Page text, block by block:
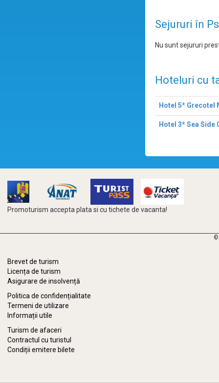
Sejururi în
Nu sunt sejururi
Hoteluri cu
Hotel 5* Grecotel
Hotel 3* Sea Side
Promoturism accepta plata si cu tichete de vacanta!
©
Brevet de turism
Licența de turism
Asigurare de insolvență
Politica de confidențialitate
Termeni de utilizare
Informații utile
Turism de afaceri
Contractul cu turistul
Condiții emitere bilete